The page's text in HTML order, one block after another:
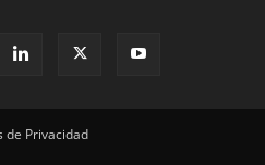
de Privacidad